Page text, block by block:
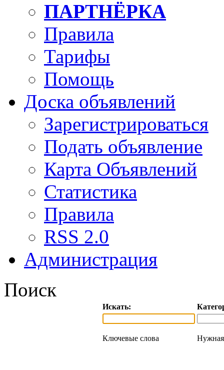
ПАРТНЁРКА
Правила
Тарифы
Помощь
Доска объявлений
Зарегистрироваться
Подать объявление
Карта Объявлений
Статистика
Правила
RSS 2.0
Администрация
Поиск
Искать:
Ключевые слова Нужная